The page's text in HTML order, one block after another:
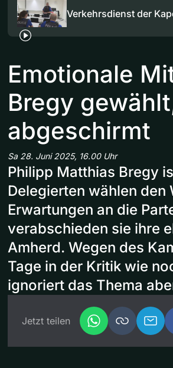
Verkehrsdienst der
Emotionale
Bregy
abgeschirmt
Sa 28. Juni 2025, 16.00 Uhr
Philipp Matthias Bregy
Delegierten wählen den
Erwartungen an die
verabschieden sie ihre
Amherd. Wegen des
Tage in der Kritik wie
ignoriert das Thema
Jetzt teilen